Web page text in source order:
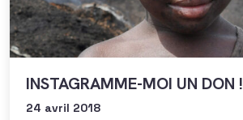
INSTAGRAMME-MOI UN DON !
24 avril 2018